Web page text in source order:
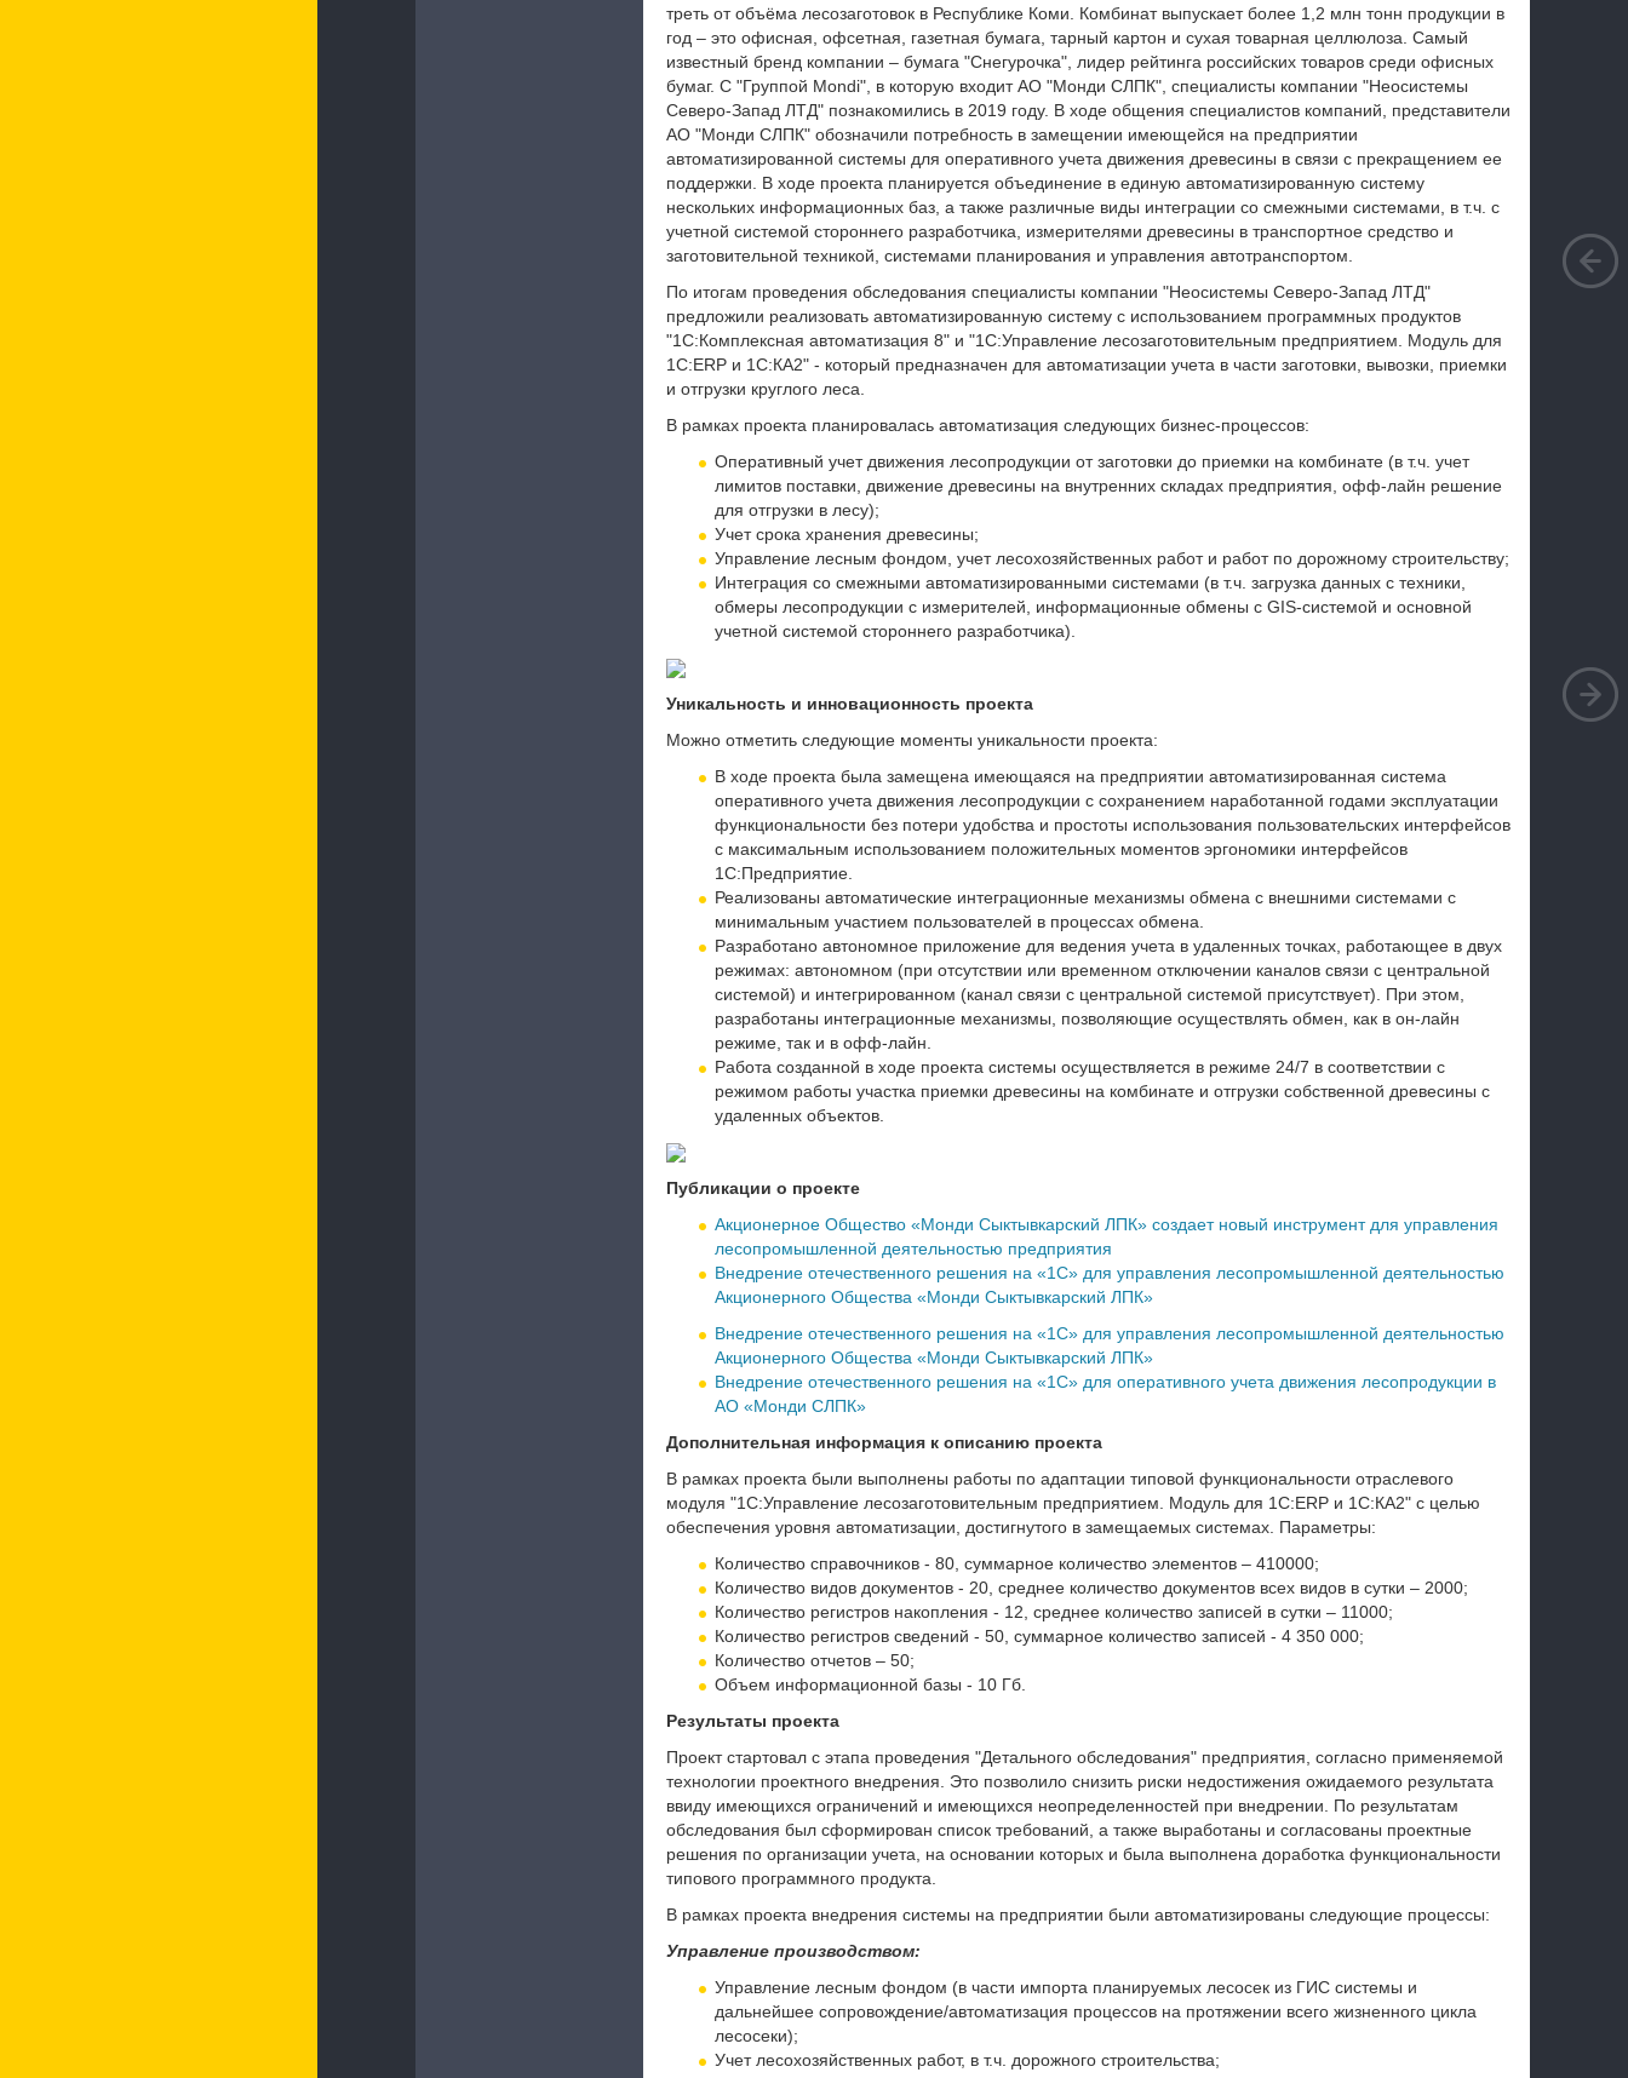
треть от объёма лесозаготовок в Республике Коми. Комбинат выпускает более 1,2 млн тонн продукции в
год – это офисная, офсетная, газетная бумага, тарный картон и сухая товарная целлюлоза. Самый
известный бренд компании – бумага "Снегурочка", лидер рейтинга российских товаров среди офисных
бумаг. С "Группой Mondi", в которую входит АО "Монди СЛПК", специалисты компании "Неосистемы
Северо-Запад ЛТД" познакомились в 2019 году. В ходе общения специалистов компаний, представители
АО "Монди СЛПК" обозначили потребность в замещении имеющейся на предприятии
автоматизированной системы для оперативного учета движения древесины в связи с прекращением ее
поддержки. В ходе проекта планируется объединение в единую автоматизированную систему
нескольких информационных баз, а также различные виды интеграции со смежными системами, в т.ч. с
учетной системой стороннего разработчика, измерителями древесины в транспортное средство и
заготовительной техникой, системами планирования и управления автотранспортом.
По итогам проведения обследования специалисты компании "Неосистемы Северо-Запад ЛТД"
предложили реализовать автоматизированную систему с использованием программных продуктов
"1С:Комплексная автоматизация 8" и "1С:Управление лесозаготовительным предприятием. Модуль для
1С:ERP и 1С:КА2" - который предназначен для автоматизации учета в части заготовки, вывозки, приемки
и отгрузки круглого леса.
В рамках проекта планировалась автоматизация следующих бизнес-процессов:
Оперативный учет движения лесопродукции от заготовки до приемки на комбинате (в т.ч. учет
лимитов поставки, движение древесины на внутренних складах предприятия, офф-лайн решение
для отгрузки в лесу);
Учет срока хранения древесины;
Управление лесным фондом, учет лесохозяйственных работ и работ по дорожному строительству;
Интеграция со смежными автоматизированными системами (в т.ч. загрузка данных с техники,
обмеры лесопродукции с измерителей, информационные обмены с GIS-системой и основной
учетной системой стороннего разработчика).
Уникальность и инновационность проекта
Можно отметить следующие моменты уникальности проекта:
В ходе проекта была замещена имеющаяся на предприятии автоматизированная система
оперативного учета движения лесопродукции с сохранением наработанной годами эксплуатации
функциональности без потери удобства и простоты использования пользовательских интерфейсов
с максимальным использованием положительных моментов эргономики интерфейсов
1С:Предприятие.
Реализованы автоматические интеграционные механизмы обмена с внешними системами с
минимальным участием пользователей в процессах обмена.
Разработано автономное приложение для ведения учета в удаленных точках, работающее в двух
режимах: автономном (при отсутствии или временном отключении каналов связи с центральной
системой) и интегрированном (канал связи с центральной системой присутствует). При этом,
разработаны интеграционные механизмы, позволяющие осуществлять обмен, как в он-лайн
режиме, так и в офф-лайн.
Работа созданной в ходе проекта системы осуществляется в режиме 24/7 в соответствии с
режимом работы участка приемки древесины на комбинате и отгрузки собственной древесины с
удаленных объектов.
Публикации о проекте
Акционерное Общество «Монди Сыктывкарский ЛПК» создает новый инструмент для управления
лесопромышленной деятельностью предприятия
Внедрение отечественного решения на «1С» для управления лесопромышленной деятельностью
Акционерного Общества «Монди Сыктывкарский ЛПК»
Внедрение отечественного решения на «1С» для управления лесопромышленной деятельностью
Акционерного Общества «Монди Сыктывкарский ЛПК»
Внедрение отечественного решения на «1С» для оперативного учета движения лесопродукции в
АО «Монди СЛПК»
Дополнительная информация к описанию проекта
В рамках проекта были выполнены работы по адаптации типовой функциональности отраслевого
модуля "1С:Управление лесозаготовительным предприятием. Модуль для 1С:ERP и 1С:КА2" с целью
обеспечения уровня автоматизации, достигнутого в замещаемых системах. Параметры:
Количество справочников - 80, суммарное количество элементов – 410000;
Количество видов документов - 20, среднее количество документов всех видов в сутки – 2000;
Количество регистров накопления - 12, среднее количество записей в сутки – 11000;
Количество регистров сведений - 50, суммарное количество записей - 4 350 000;
Количество отчетов – 50;
Объем информационной базы - 10 Гб.
Результаты проекта
Проект стартовал с этапа проведения "Детального обследования" предприятия, согласно применяемой
технологии проектного внедрения. Это позволило снизить риски недостижения ожидаемого результата
ввиду имеющихся ограничений и имеющихся неопределенностей при внедрении. По результатам
обследования был сформирован список требований, а также выработаны и согласованы проектные
решения по организации учета, на основании которых и была выполнена доработка функциональности
типового программного продукта.
В рамках проекта внедрения системы на предприятии были автоматизированы следующие процессы:
Управление производством:
Управление лесным фондом (в части импорта планируемых лесосек из ГИС системы и
дальнейшее сопровождение/автоматизация процессов на протяжении всего жизненного цикла
лесосеки);
Учет лесохозяйственных работ, в т.ч. дорожного строительства;